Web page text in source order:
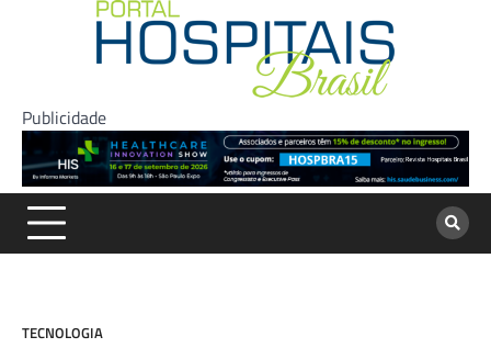
Publicidade
TECNOLOGIA